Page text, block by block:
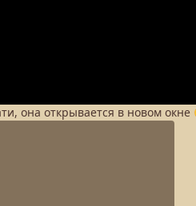
она открывается в новом окне